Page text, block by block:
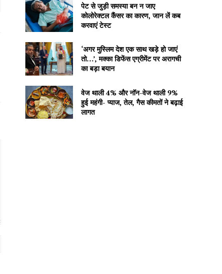
पेट से जुड़ी समस्या बन न जाए
कोलोरेक्टल कैंसर का कारण, जान लें कब
करवाएं टेस्ट
‘अगर मुस्लिम देश एक साथ खड़े हो जाएं
तो…’, मक्का डिफेंस एग्रीमेंट पर अरागची
का बड़ा बयान
वेज थाली 4% और नॉन-वेज थाली 9%
हुई महंगी- प्याज, तेल, गैस कीमतों ने बढ़ाई
लागत